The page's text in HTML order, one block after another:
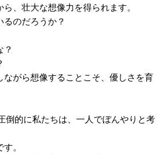
、壮大な想像力を得られます。
のだろうか？
？
ながら想像することこそ、優しさを育
倒的に私たちは、一人でぼんやりと考
。